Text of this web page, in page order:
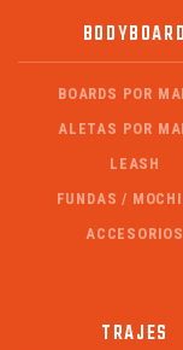
BODYBOARD
BOARDS POR
ALETAS POR
LEASH
FUNDAS /
ACCESORIOS
TRAJES